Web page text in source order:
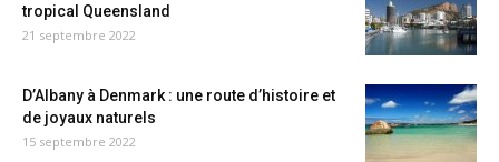
tropical Queensland
21 septembre 2022
D’Albany à Denmark : une route d’histoire et
de joyaux naturels
15 septembre 2022